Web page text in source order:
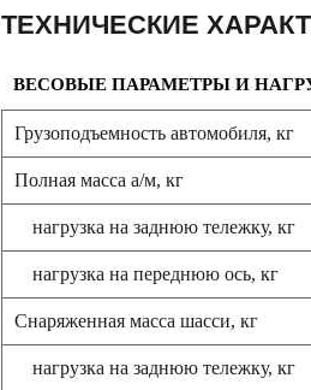
ТЕХНИЧЕСКИЕ
ВЕСОВЫЕ ПАРАМЕТРЫ И
Грузоподъемность автомобиля, кг
Полная масса а/м, кг
нагрузка на заднюю тележку, кг
нагрузка на переднюю ось, кг
Снаряженная масса шасси, кг
нагрузка на заднюю тележку, кг